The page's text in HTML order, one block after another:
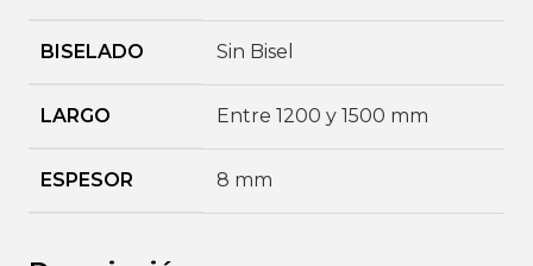
BISELADO Sin Bisel
LARGO Entre 1200 y 1500 mm
ESPESOR 8 mm